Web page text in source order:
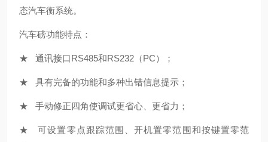
态汽车衡系统。
汽车磅功能特点：
★ 通讯接口RS485和RS232（PC）；
★ 具有完备的功能和多种出错信息提示；
★ 手动修正四角使调试更省心、更省力；
★ 可设置零点跟踪范围、开机置零范围和按键置零范